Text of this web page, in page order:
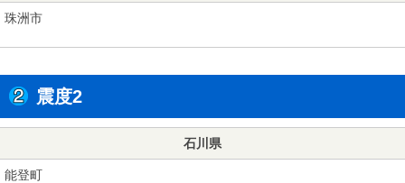
珠洲市
震度2
石川県
能登町